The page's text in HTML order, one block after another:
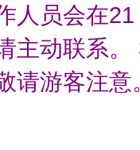
人员会在
主动联系
请游客注意